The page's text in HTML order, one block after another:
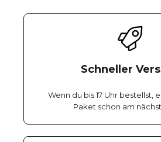
Schneller
Wenn du bis 17 Uhr bestellst,
Paket schon am